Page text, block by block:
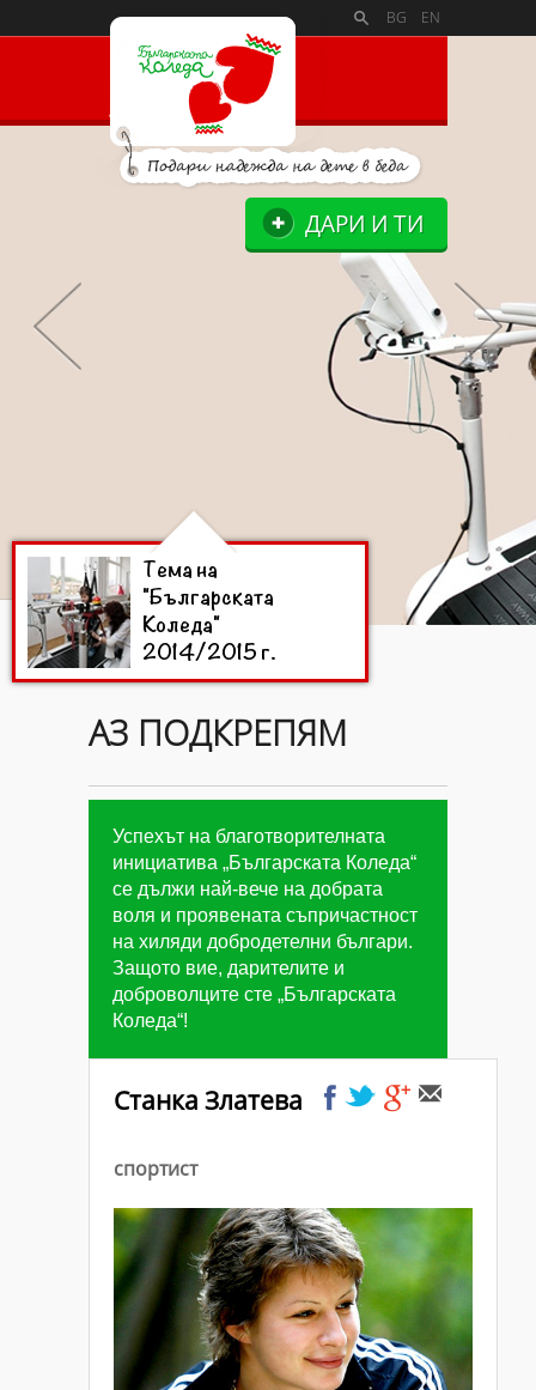
BG EN
ДАРИ И ТИ
Тема на
"Българската
Коледа"
2014/2015 г.
Цели на
Коледа"
Дарители на
"Българската
Коледа"2014/2015
г.
АЗ ПОДКРЕПЯМ
Успехът на благотворителната
инициатива „Българската Коледа“
се дължи най-вече на добрата
воля и проявената съпричастност
на хиляди добродетелни българи.
Защото вие, дарителите и
доброволците сте „Българската
Коледа“!
Станка Златева
спортист